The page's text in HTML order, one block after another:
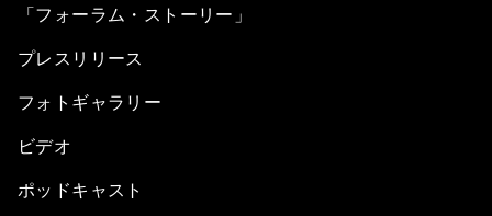
「フォーラム・ストーリー」
プレスリリース
フォトギャラリー
ビデオ
ポッドキャスト